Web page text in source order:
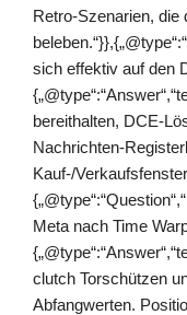
Retro-Szenarien, die
sich effektiv auf den
bereithalten, DCE-
Nachrichten-
Kauf-/
Meta nach Time
clutch Torschützen
Abfangwerten.